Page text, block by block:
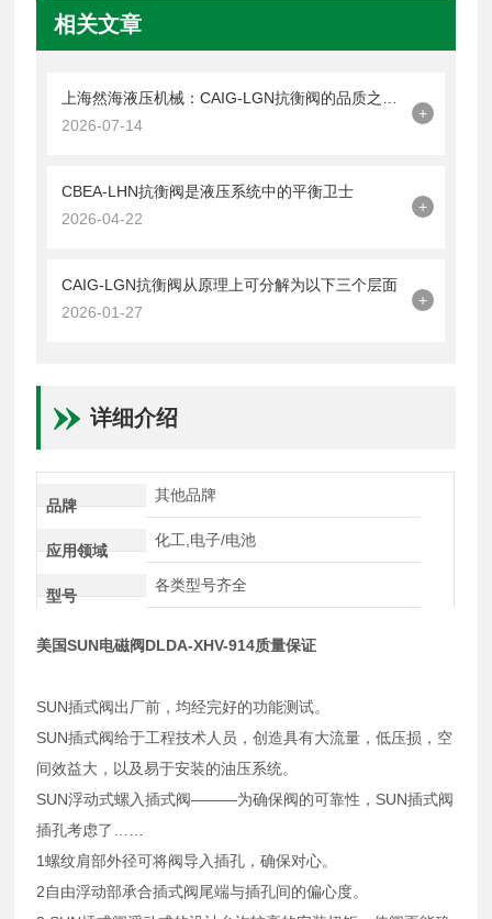
相关文章
2026-07-14
+
CBEA-LHN抗衡阀是液压系统中的平衡卫士
2026-04-22
+
CAIG-LGN抗衡阀从原理上可分解为以下三个层面
2026-01-27
+
详细介绍
品牌
其他品牌
应用领域
化工,电子/电池
型号
各类型号齐全
美国SUN电磁阀DLDA-XHV-914质量保证
SUN插式阀出厂前，均经完好的功能测试。
SUN插式阀给于工程技术人员，创造具有大流量，低压损，空
间效益大，以及易于安装的油压系统。
SUN浮动式螺入插式阀———为确保阀的可靠性，SUN插式阀
插孔考虑了……
1螺纹肩部外径可将阀导入插孔，确保对心。
2自由浮动部承合插式阀尾端与插孔间的偏心度。